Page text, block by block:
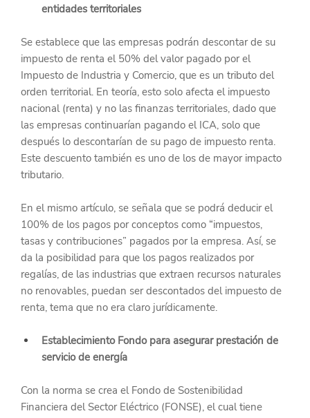
entidades territoriales
Se establece que las empresas podrán descontar de su
impuesto de renta el 50% del valor pagado por el
Impuesto de Industria y Comercio, que es un tributo del
orden territorial. En teoría, esto solo afecta el impuesto
nacional (renta) y no las finanzas territoriales, dado que
las empresas continuarían pagando el ICA, solo que
después lo descontarían de su pago de impuesto renta.
Este descuento también es uno de los de mayor impacto
tributario.
En el mismo artículo, se señala que se podrá deducir el
100% de los pagos por conceptos como “impuestos,
tasas y contribuciones” pagados por la empresa. Así, se
da la posibilidad para que los pagos realizados por
regalías, de las industrias que extraen recursos naturales
no renovables, puedan ser descontados del impuesto de
renta, tema que no era claro jurídicamente.
Establecimiento Fondo para asegurar prestación de
servicio de energía
Con la norma se crea el Fondo de Sostenibilidad
Financiera del Sector Eléctrico (FONSE), el cual tiene